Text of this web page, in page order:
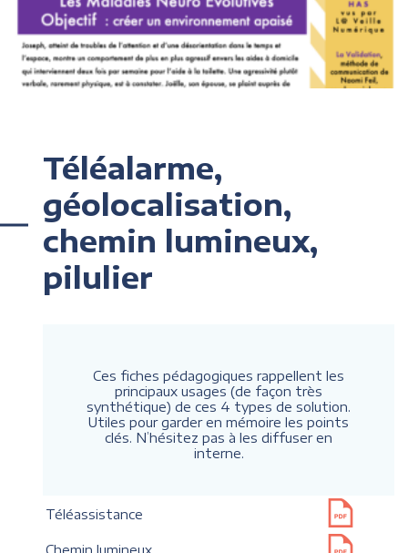
Téléalarme,
géolocalisation,
chemin lumineux,
pilulier
Ces fiches pédagogiques rappellent les
principaux usages (de façon très
synthétique) de ces 4 types de solution.
Utiles pour garder en mémoire les points
clés. N’hésitez pas à les diffuser en
interne.
Téléassistance